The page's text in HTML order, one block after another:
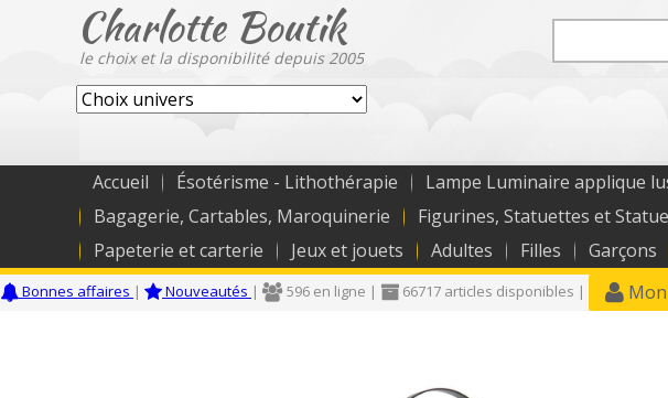
Charlotte Boutik
le choix et la disponibilité depuis 2005
Accueil Ésotérisme - Lithothérapie Lampe Luminaire applique
Bagagerie, Cartables, Maroquinerie
Figurines, Statuettes et
Papeterie et carterie
Jeux et jouets Adultes Filles Garçons
Bonnes affaires | Nouveautés | 596 en ligne | 66717 articles disponibles |